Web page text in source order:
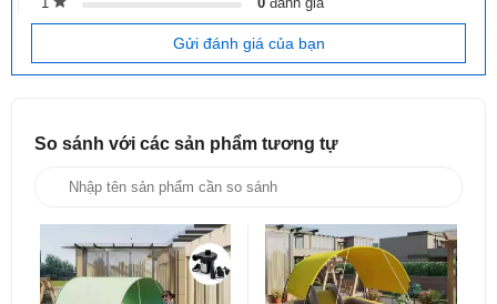
bé tránh nắng, chống tia UV, chơi lâu ngoài trời mà
không lo rám nắng.
Tấm che nắng đa năng: Có thể tháo rời, sử dụng linh
Trang bị cầu trượt: Cầu trượt rời, thiết kế khoa học
chơi nước.
Chất liệu PVC nhập khẩu: Cao cấp, an toàn, không
mùi, chống mài mòn, chống nắng, thân thiện với môi
Gửi đánh giá của bạn
So sánh với các sản phẩm tương tự